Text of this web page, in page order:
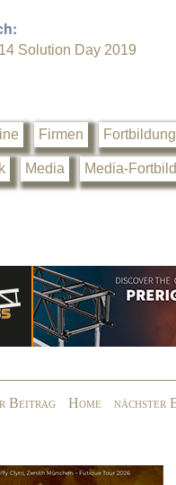
Solution Day 2019
Firmen Fortbildung
Media Media-
Beitrag Home nächster